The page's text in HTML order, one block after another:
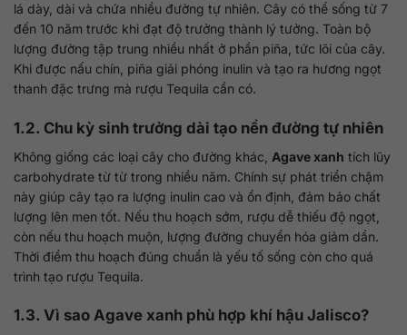
lá dày, dài và chứa nhiều đường tự nhiên. Cây có thể sống từ 7
đến 10 năm trước khi đạt độ trưởng thành lý tưởng. Toàn bộ
lượng đường tập trung nhiều nhất ở phần piña, tức lõi của cây.
Khi được nấu chín, piña giải phóng inulin và tạo ra hương ngọt
thanh đặc trưng mà rượu Tequila cần có.
1.2. Chu kỳ sinh trưởng dài tạo nền đường tự nhiên
Không giống các loại cây cho đường khác, Agave xanh tích lũy
carbohydrate từ từ trong nhiều năm. Chính sự phát triển chậm
này giúp cây tạo ra lượng inulin cao và ổn định, đảm bảo chất
lượng lên men tốt. Nếu thu hoạch sớm, rượu dễ thiếu độ ngọt,
còn nếu thu hoạch muộn, lượng đường chuyển hóa giảm dần.
Thời điểm thu hoạch đúng chuẩn là yếu tố sống còn cho quá
trình tạo rượu Tequila.
1.3. Vì sao Agave xanh phù hợp khí hậu Jalisco?